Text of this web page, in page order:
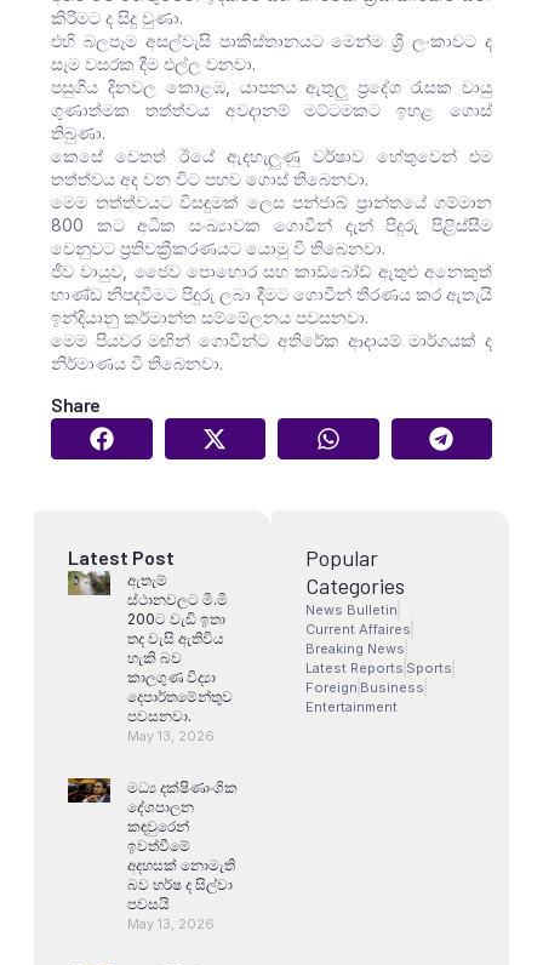
කිරීමට ද සිදු වුණා.
එහි බලපෑම අසල්වැසි පාකිස්තානයට මෙන්ම ශ්‍රී ලංකාවට ද
සෑම වසරක දීම එල්ල වනවා.
පසුගිය දිනවල කොළඹ, යාපනය ඇතුලු ප්‍රදේශ රැසක වායු
ගුණාත්මක තත්ත්වය අවදානම් මට්ටමකට ඉහළ ගොස්
තිබුණා.
කෙසේ වෙතත් ඊයේ ඇදහැලුණු වර්ෂාව හේතුවෙන් එම
තත්ත්වය අද වන විට පහව ගොස් තිබෙනවා.
මෙම තත්ත්වයට විසඳුමක් ලෙස පන්ජාබ් ප්‍රාන්තයේ ගම්මාන
800 කට අධික සංඛ්‍යාවක ගොවීන් දැන් පිදුරු පිළිස්සීම
වෙනුවට ප්‍රතිචක්‍රීකරණයට යොමු වී තිබෙනවා.
ජීව වායුව, ජෛව පොහොර සහ කාඩ්බෝඩ් ඇතුළු අනෙකුත්
භාණ්ඩ නිපදවීමට පිදුරු ලබා දීමට ගොවීන් තීරණය කර ඇතැයි
ඉන්දියානු කර්මාන්ත සම්මේලනය පවසනවා.
මෙම පියවර මඟින් ගොවීන්ට අතිරේක ආදායම් මාර්ගයක් ද
නිර්මාණය වී තිබෙනවා.
Share
Latest Post
ඇතැම්
ස්ථානවලට මි.මි
200ට වැඩි ඉතා
තද වැසි ඇතිවිය
හැකි බව
කාලගුණ විද්‍යා
දෙපාර්තමේන්තුව
පවසනවා.
May 13, 2026
මධ්‍ය දක්ෂිණාංශික
දේශපාලන
කඳවුරෙන්
ඉවත්වීමේ
අදහසක් නොමැති
බව හර්ෂ ද සිල්වා
පවසයි
May 13, 2026
Popular
Categories
News Bulletin
Current Affaires
Breaking News
Latest Reports Sports
Foreign Business
Entertainment